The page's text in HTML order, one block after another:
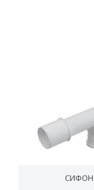
СИФОН